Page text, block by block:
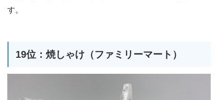
す。
19位：焼しゃけ（ファミリーマート）